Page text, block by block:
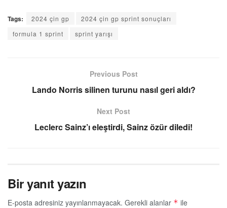
Tags: 2024 çin gp
2024 çin gp sprint sonuçları
formula 1 sprint
sprint yarışı
Previous Post
Lando Norris silinen turunu nasıl geri aldı?
Next Post
Leclerc Sainz’ı eleştirdi, Sainz özür diledi!
Bir yanıt yazın
E-posta adresiniz yayınlanmayacak. Gerekli alanlar * ile